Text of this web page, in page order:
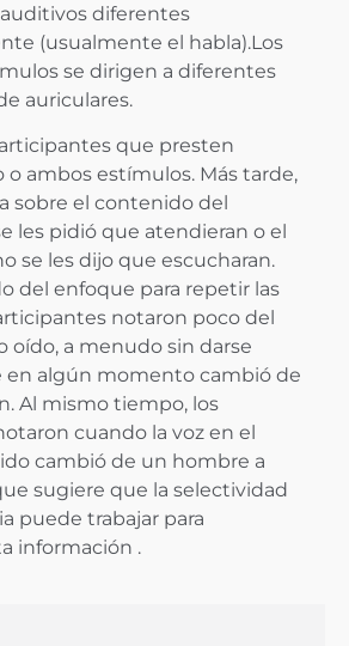
diferentes
(usualmente el habla).Los
se dirigen a diferentes
auriculares.
que presten
o ambos estímulos. Más tarde,
sobre el contenido del
les pidió que atendieran o el
se les dijo que escucharan.
del enfoque para repetir las
notaron poco del
oído, a menudo sin darse
en algún momento cambió de
Al mismo tiempo, los
cuando la voz en el
cambió de un hombre a
sugiere que la selectividad
puede trabajar para
información .